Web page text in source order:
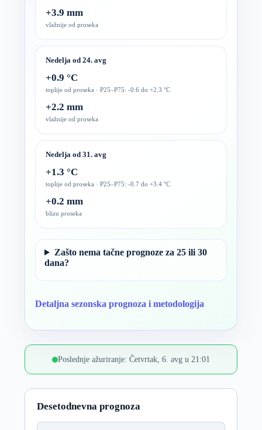
+3.9 mm
vlažnije od proseka
Nedelja od 24. avg
+0.9 °C
toplije od proseka · P25–P75: -0.6 do +2.3 °C
+2.2 mm
vlažnije od proseka
Nedelja od 31. avg
+1.3 °C
toplije od proseka · P25–P75: -0.7 do +3.4 °C
+0.2 mm
blizu proseka
Zašto nema tačne prognoze za 25 ili 30
dana?
Detaljna sezonska prognoza i metodologija
Poslednje ažuriranje: Četvrtak, 6. avg u 21:01
Desetodnevna prognoza